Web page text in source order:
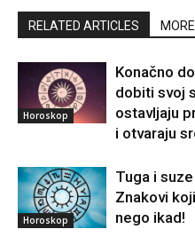
RELATED ARTICLES
Horoskop
Konačno
dobiti svoj
ostavljaju
i otvaraju
Horoskop
Tuga i
Znakovi
nego ikad!